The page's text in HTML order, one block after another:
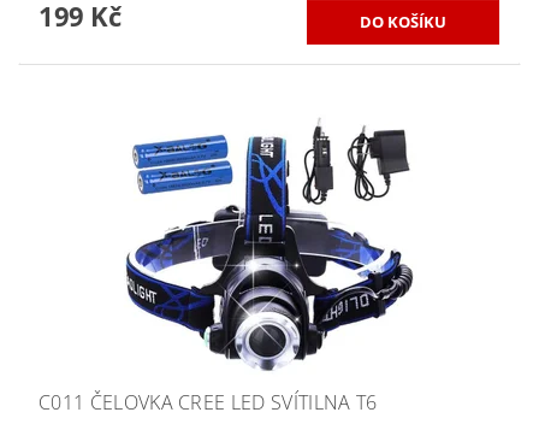
199 Kč
C011 ČELOVKA CREE LED SVÍTILNA T6